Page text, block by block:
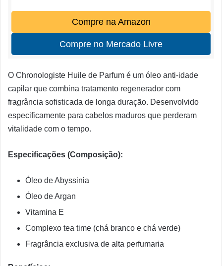
Compre na Amazon
Compre no Mercado Livre
O Chronologiste Huile de Parfum é um óleo anti-idade
capilar que combina tratamento regenerador com
fragrância sofisticada de longa duração. Desenvolvido
especificamente para cabelos maduros que perderam
vitalidade com o tempo.
Especificações (Composição):
Óleo de Abyssinia
Óleo de Argan
Vitamina E
Complexo tea time (chá branco e chá verde)
Fragrância exclusiva de alta perfumaria